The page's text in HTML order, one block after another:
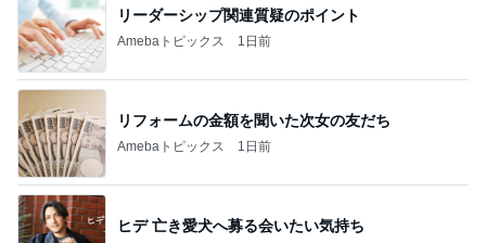
リーダーシップ関連質疑のポイント
Amebaトピックス 1日前
リフォームの金額を聞いた次女の友だち
Amebaトピックス 1日前
ヒデ 亡き愛犬へ募る会いたい気持ち